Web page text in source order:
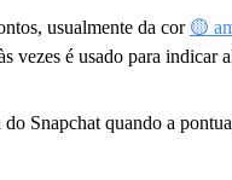
usualmente da cor 🟡
é usado para
do Snapchat quando a